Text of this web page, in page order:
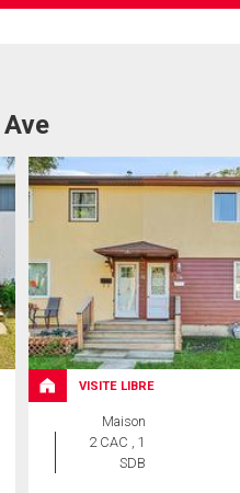
VISITE LIBRE
Maison
2 CAC , 1
SDB